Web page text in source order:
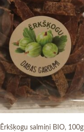
Ērkšķogu salmiņi BIO, 100g